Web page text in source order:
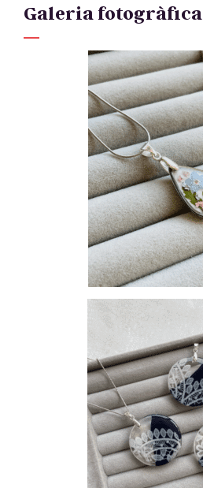
Galeria fotogràfica